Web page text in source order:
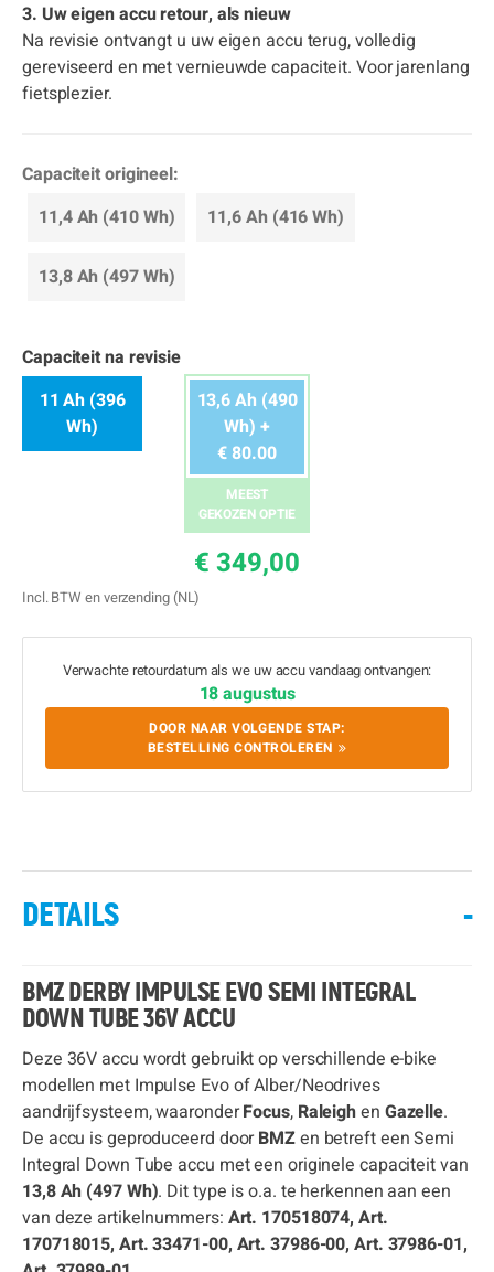
3. Uw eigen accu retour, als nieuw
Na revisie ontvangt u uw eigen accu terug, volledig
gereviseerd en met vernieuwde capaciteit. Voor jarenlang
fietsplezier.
Capaciteit origineel:
11,4 Ah (410 Wh)
11,6 Ah (416 Wh)
13,8 Ah (497 Wh)
Capaciteit na revisie
11 Ah (396
Wh)
13,6 Ah (490
Wh) +
€ 80.00
MEEST
GEKOZEN OPTIE
€ 349,00
Incl. BTW en verzending (NL)
Verwachte retourdatum als we uw accu vandaag ontvangen:
18 augustus
DOOR NAAR VOLGENDE STAP:
BESTELLING CONTROLEREN
DETAILS -
BMZ DERBY IMPULSE EVO SEMI INTEGRAL
DOWN TUBE 36V ACCU
Deze 36V accu wordt gebruikt op verschillende e-bike
modellen met Impulse Evo of Alber/Neodrives
aandrijfsysteem, waaronderFocus, Raleighen Gazelle.
De accu is geproduceerd doorBMZen betreft een Semi
Integral Down Tube accu met een originele capaciteit van
13,8 Ah (497 Wh). Dit type is o.a. te herkennen aan een
van deze artikelnummers: Art. 170518074, Art.
170718015, Art. 33471-00, Art. 37986-00, Art. 37986-01,